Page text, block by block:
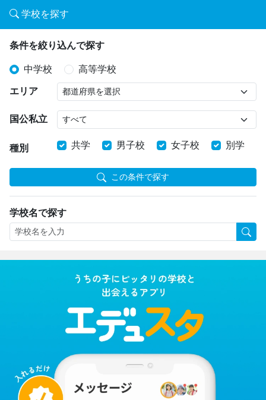
学校を探す
条件を絞り込んで探す
中学校 高等学校
エリア
国公私立
種別 共学 男子校 女子校 別学
この条件で探す
学校名で探す